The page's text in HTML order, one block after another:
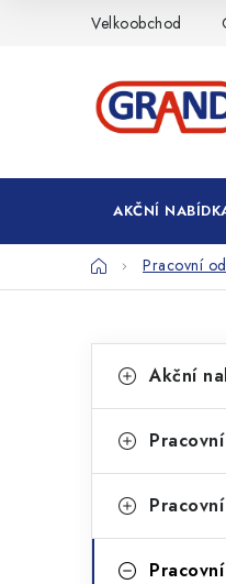
Velkoobchod
AKČNÍ
DomůPracovní
o
t
r
kategorie
a
e
o
Akční